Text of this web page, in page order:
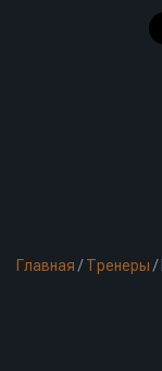
Главная /Тренеры /